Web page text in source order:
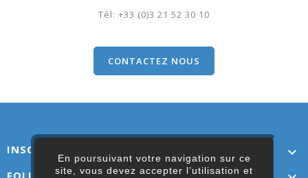
En poursuivant votre navigation sur ce
site, vous devez accepter l’utilisation et
Tél: +33 (0)3 21 52 30 10
CONTACTEZ NOUS
INSCRIVEZ-VOUS ICI 